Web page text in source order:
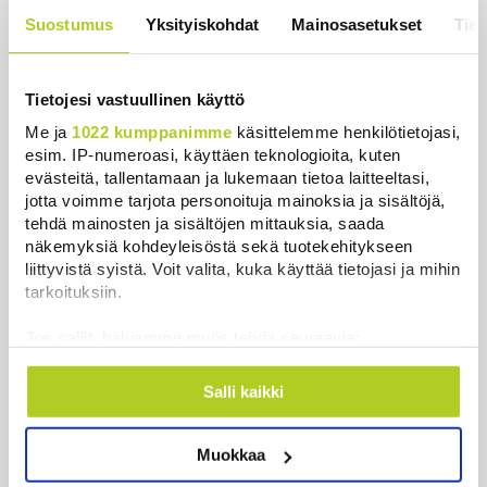
Suostumus Yksityiskohdat Mainosasetukset
Tietojesi vastuullinen käyttö
Me ja 1022 kumppanimme käsittelemme henkilötietojasi,
esim. IP-numeroasi, käyttäen teknologioita, kuten
evästeitä, tallentamaan ja lukemaan tietoa laitteeltasi,
jotta voimme tarjota personoituja mainoksia ja sisältöjä,
tehdä mainosten ja sisältöjen mittauksia, saada
näkemyksiä kohdeyleisöstä sekä tuotekehitykseen
liittyvistä syistä. Voit valita, kuka käyttää tietojasi ja mihin
tarkoituksiin.
Kerätä tietoja maantieteellisestä sijainnistasi,
mahdollisesti muutaman metrin tarkkuudella
ominaispiirteitä aktiivisesti (sormenjäljen
Lue lisää siitä, miten henkilötietojasi käsitellään ja miten
Salli kaikki
Muokkaa
Uutiset
Uusimmat Luetuimmat